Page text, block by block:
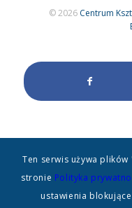
© 2026 Centrum
Ten serwis używa
stronie Polityka
ustawienia